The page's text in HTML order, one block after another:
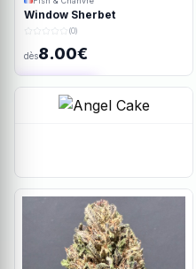
Window Sherbet
(0)
dès8.00€
Ajout rapide